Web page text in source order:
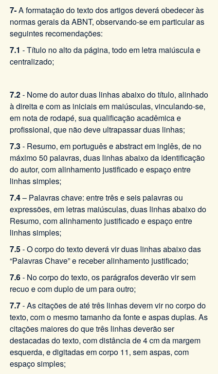
7-A formatação do texto dos artigos deverá obedecer às
normas gerais da ABNT, observando-se em particular as
seguintes recomendações:
7.1 - Título no alto da página, todo em letra maiúscula e
centralizado;
7.2- Nome do autor duas linhas abaixo do título, alinhado
à direita e com as iniciais em maiúsculas, vinculando-se,
em nota de rodapé, sua qualificação acadêmica e
profissional, que não deve ultrapassar duas linhas;
7.3- Resumo, em português e abstract em inglês, de no
máximo 50 palavras, duas linhas abaixo da identificação
do autor, com alinhamento justificado e espaço entre
linhas simples;
7.4– Palavras chave: entre três e seis palavras ou
expressões, em letras maiúsculas, duas linhas abaixo do
Resumo, com alinhamento justificado e espaço entre
linhas simples;
7.5- O corpo do texto deverá vir duas linhas abaixo das
“Palavras Chave” e receber alinhamento justificado;
7.6- No corpo do texto, os parágrafos deverão vir sem
recuo e com duplo de um para outro;
7.7- As citações de até três linhas devem vir no corpo do
texto, com o mesmo tamanho da fonte e aspas duplas. As
citações maiores do que três linhas deverão ser
destacadas do texto, com distância de 4 cm da margem
esquerda, e digitadas em corpo 11, sem aspas, com
espaço simples;